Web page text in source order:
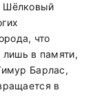
Шёлковый
что
лишь в памяти,
Барлас,
в